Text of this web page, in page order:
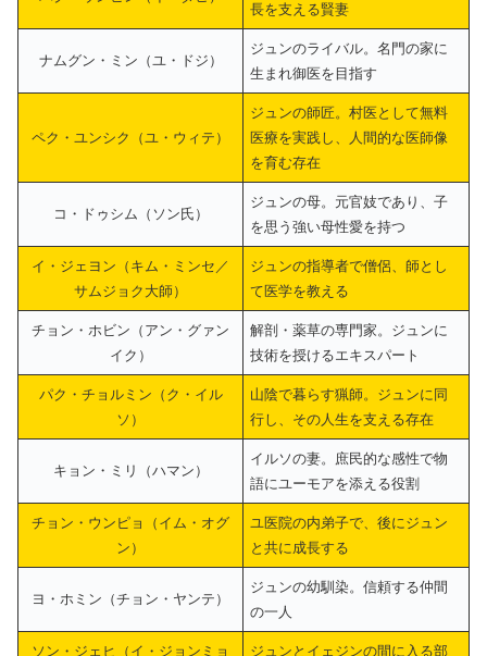
長を支える賢妻
ナムグン・ミン（ユ・ドジ）
ジュンのライバル。名門の家に
生まれ御医を目指す
ペク・ユンシク（ユ・ウィテ）
ジュンの師匠。村医として無料
医療を実践し、人間的な医師像
を育む存在
コ・ドゥシム（ソン氏）
ジュンの母。元官妓であり、子
を思う強い母性愛を持つ
イ・ジェヨン（キム・ミンセ／
サムジョク大師）
ジュンの指導者で僧侶、師とし
て医学を教える
チョン・ホビン（アン・グァン
イク）
解剖・薬草の専門家。ジュンに
技術を授けるエキスパート
パク・チョルミン（ク・イル
ソ）
山陰で暮らす猟師。ジュンに同
行し、その人生を支える存在
キョン・ミリ（ハマン）
イルソの妻。庶民的な感性で物
語にユーモアを添える役割
チョン・ウンピョ（イム・オグ
ン）
ユ医院の内弟子で、後にジュン
と共に成長する
ヨ・ホミン（チョン・ヤンテ）
ジュンの幼馴染。信頼する仲間
の一人
ソン・ジェヒ（イ・ジョンミョ
ジュンとイェジンの間に入る部